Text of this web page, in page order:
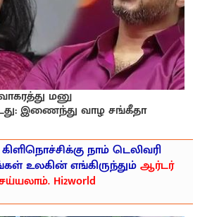
மனு
இணைந்து வாழ சங்கீதா
நாம் டெலிவரி
உலகின் எங்கிருந்தும்ஆர்டர்
Hi2world